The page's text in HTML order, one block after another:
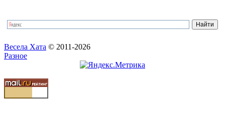
Весела Хата © 2011-2026
Разное